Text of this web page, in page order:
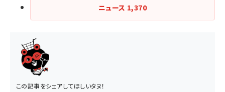
ニュース 1,370
この記事をシェアしてほしいタヌ！